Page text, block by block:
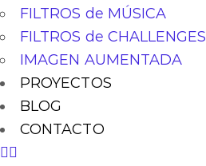
FILTROS de MÚSICA
FILTROS de CHALLENGES
IMAGEN AUMENTADA
PROYECTOS
BLOG
CONTACTO